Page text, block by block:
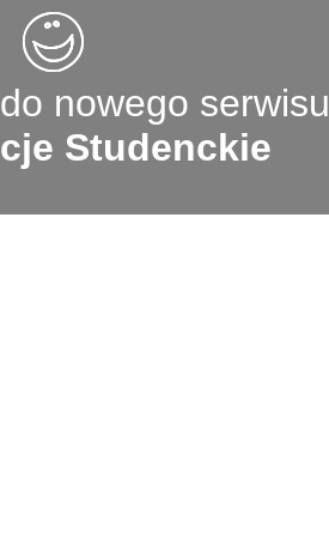
nowego serwisu
Studenckie